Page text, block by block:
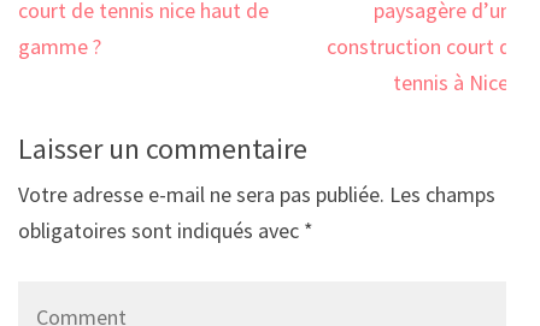
l’article
court de tennis nice haut de
gamme ?
paysagère d’une
construction court de
tennis à Nice ?
Laisser un commentaire
Votre adresse e-mail ne sera pas publiée. Les champs
obligatoires sont indiqués avec *